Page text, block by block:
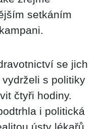
setkáním
se jich
s politiky
čtyři hodiny.
i politická
ústy lékařů